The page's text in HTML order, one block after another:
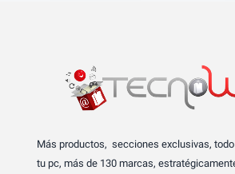
Más productos, secciones exclusivas,
tu pc, más de 130 marcas,